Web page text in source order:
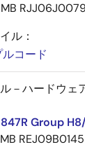
ル：
コード
－ハードウェ
Group